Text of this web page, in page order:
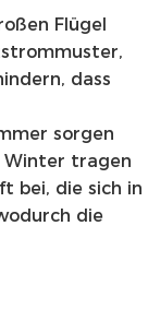
Flügel
dass
sorgen
Winter tragen
bei, die sich in
die